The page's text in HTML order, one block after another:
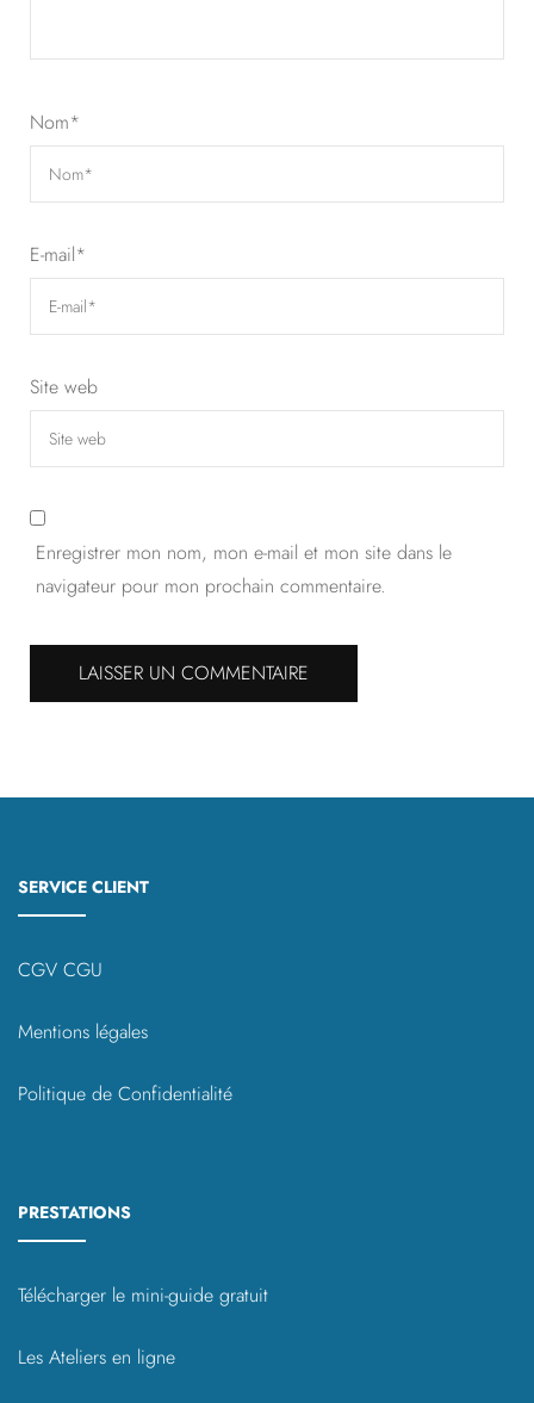
Nom*
E-mail*
Site web
Enregistrer mon nom, mon e-mail et mon site dans le
navigateur pour mon prochain commentaire.
SERVICE CLIENT
CGV CGU
Mentions légales
Politique de Confidentialité
PRESTATIONS
Télécharger le mini-guide gratuit
Les Ateliers en ligne